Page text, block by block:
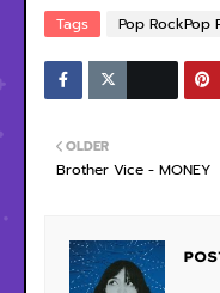
Tags Pop RockPop
OLDER
Brother Vice - MONEY